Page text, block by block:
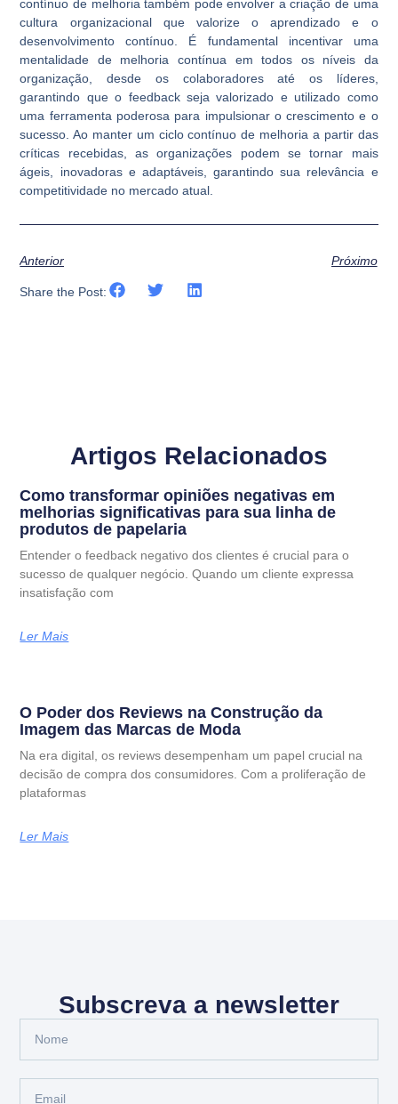
contínuo de melhoria também pode envolver a criação de uma
cultura organizacional que valorize o aprendizado e o
desenvolvimento contínuo. É fundamental incentivar uma
mentalidade de melhoria contínua em todos os níveis da
organização, desde os colaboradores até os líderes,
garantindo que o feedback seja valorizado e utilizado como
uma ferramenta poderosa para impulsionar o crescimento e o
sucesso. Ao manter um ciclo contínuo de melhoria a partir das
críticas recebidas, as organizações podem se tornar mais
ágeis, inovadoras e adaptáveis, garantindo sua relevância e
competitividade no mercado atual.
Anterior Próximo
Share the Post:
Artigos Relacionados
Como transformar opiniões negativas em
melhorias significativas para sua linha de
produtos de papelaria
Entender o feedback negativo dos clientes é crucial para o
sucesso de qualquer negócio. Quando um cliente expressa
insatisfação com
Ler Mais
O Poder dos Reviews na Construção da
Imagem das Marcas de Moda
Na era digital, os reviews desempenham um papel crucial na
decisão de compra dos consumidores. Com a proliferação de
plataformas
Ler Mais
Subscreva a newsletter